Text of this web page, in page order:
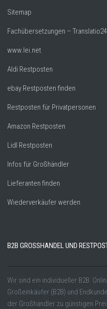
Sitemap
Fachübersetzungen –
www.lei.net
Aldi Restposten
ebay Restposten finden
Restposten für Privatpersonen
Amazon Restposten
Lidl Restposten
Infos für Großhändler
Lieferanten finden
Wiederverkäufer werden
B2B GROSSHANDEL UND
Wir sind ein individueller B2B
Großeinkäufer (B2B) und
der Großhändler zu günstigen